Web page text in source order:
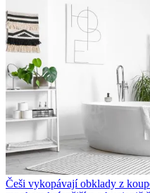
Češi vykopávají obklady z